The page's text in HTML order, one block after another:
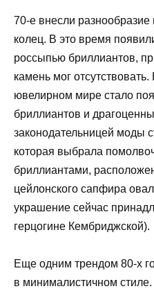
70-е внесли
колец. В это время
россыпью бриллиантов,
камень мог
ювелирном мире стало
бриллиантов и
законодательницей моды
которая выбрала
бриллиантами,
цейлонского сапфира
украшение сейчас
герцогине Кембриджской).
Еще одним трендом 80-х
в минималистичном